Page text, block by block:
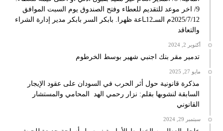
9/ اخر موعد للتقديم للعطاء وفتح الصندوق يوم السبت الموافق
2025/7/12م السـ12ـاعة ظهرا. بابكر السر بابكر مدير إدارة الشراء
والتعاقد
أكتوبر 2, 2024
تدمير مقر بنك اجنبي شهير بوسط الخرطوم
مايو 27, 2025
مذكرة قانونية حول أثر الحرب في السودان على عقود الإيجار
السابقة لنشوبها بقلم: نزار رحمي الهد المحامي والمستشار
القانوني
سبتمبر 29, 2024